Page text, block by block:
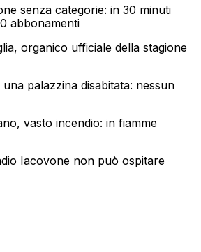
senza categorie: in 30 minuti
abbonamenti
organico ufficiale della stagione
palazzina disabitata: nessun
vasto incendio: in fiamme
Iacovone non può ospitare